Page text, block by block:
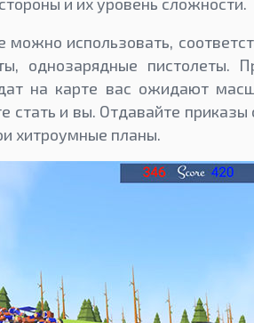
можно использовать,
однозарядные пистолеты.
на карте вас ожидают
стать и вы. Отдавайте
хитроумные планы.